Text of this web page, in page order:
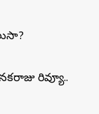
రివ్యూ..